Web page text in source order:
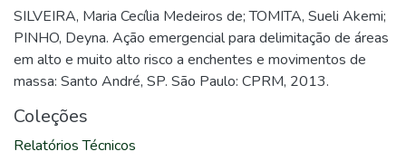
SILVEIRA, Maria Cecília Medeiros de; TOMITA, Sueli Akemi;
PINHO, Deyna. Ação emergencial para delimitação de áreas
em alto e muito alto risco a enchentes e movimentos de
massa: Santo André, SP. São Paulo: CPRM, 2013.
Coleções
Relatórios Técnicos